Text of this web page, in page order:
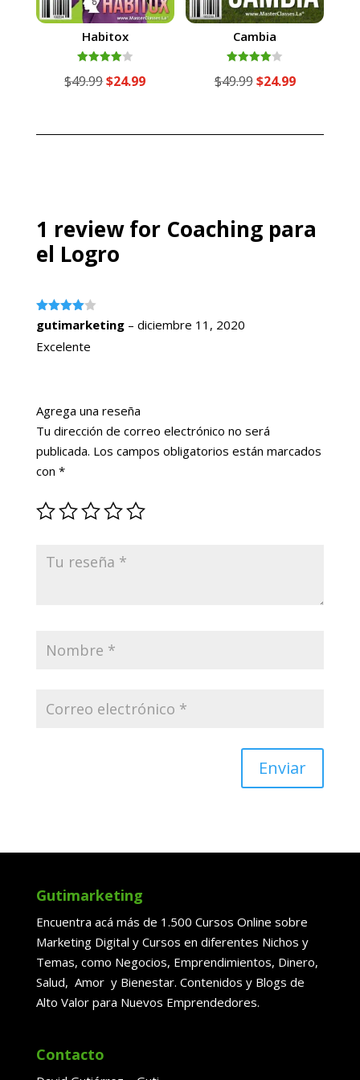
Habitox
con
$49.99El
$24.99El
Cambia
con
$49.99El
$24.99El
1 review for Coaching para
el Logro
Valorado
con4de
5
gutimarketing – diciembre 11, 2020
Excelente
Agrega una reseña
Tu dirección de correo electrónico no será
publicada. Los campos obligatorios están marcados
con *
Enviar
Gutimarketing
Encuentra acá más de 1.500 Cursos Online sobre
Marketing Digital y Cursos en diferentes Nichos y
Temas, como Negocios, Emprendimientos, Dinero,
Salud, Amor y Bienestar. Contenidos y Blogs de
Alto Valor para Nuevos Emprendedores.
Contacto